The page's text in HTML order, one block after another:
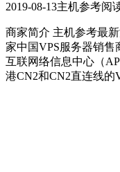
2019-08-13主机参考阅
商家简介 主机参考最
家中国VPS服务器销
互联网络信息中心（
港CN2和CN2直连线